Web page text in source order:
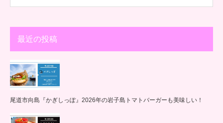
最近の投稿
尾道市向島『かぎしっぽ』2026年の岩子島トマトバーガーも美味しい！